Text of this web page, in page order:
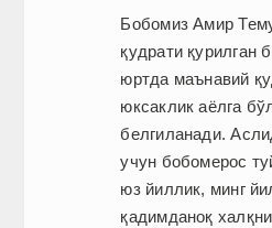
Бобомиз Амир
қудрати қурилган
юртда маънавий
юксаклик аёлга
белгиланади.
учун бобомерос
юз йиллик, минг
қадимданоқ